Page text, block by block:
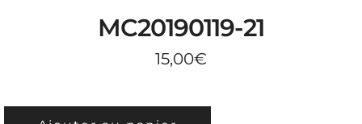
MC20190119-21
15,00€